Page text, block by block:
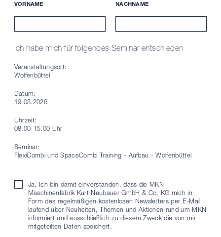
VORNAME NACHNAME
Ich habe mich für folgendes Seminar entschieden
Veranstaltungsort:
Wolfenbüttel
Datum:
19.08.2026
Uhrzeit:
08:00-15:00 Uhr
Seminar:
FlexiCombi und SpaceCombi Training - Aufbau - Wolfenbüttel
Ja, Ich bin damit einverstanden, dass die MKN
Maschinenfabrik Kurt Neubauer GmbH & Co. KG mich in
Form des regelmäßigen kostenlosen Newsletters per E-Mail
laufend über Neuheiten, Themen und Aktionen rund um MKN
informiert und ausschließlich zu diesem Zweck die von mir
mitgeteilten Daten speichert.